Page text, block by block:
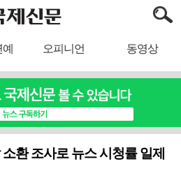
오피니언 동영상
환 조사로 뉴스 시청률 일제